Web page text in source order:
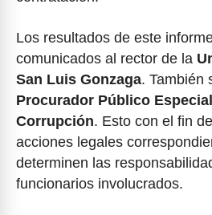
Los resultados de este
comunicados al rector de la
San Luis Gonzaga. También
Procurador Público
Corrupción. Esto con el fin
acciones legales
determinen las
funcionarios involucrados.